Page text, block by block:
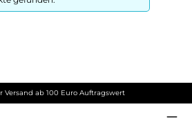
Versand ab 100 Euro Auftragswert